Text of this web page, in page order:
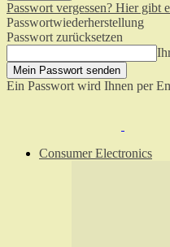
Passwort vergessen? Hier gibt
Passwortwiederherstellung
Passwort zurücksetzen
Ein Passwort wird Ihnen per
Consumer Electronics